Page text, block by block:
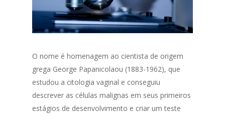
O nome é homenagem ao cientista de origem
grega George Papanicolaou (1883-1962), que
estudou a citologia vaginal e conseguiu
descrever as células malignas em seus primeiros
estágios de desenvolvimento e criar um teste